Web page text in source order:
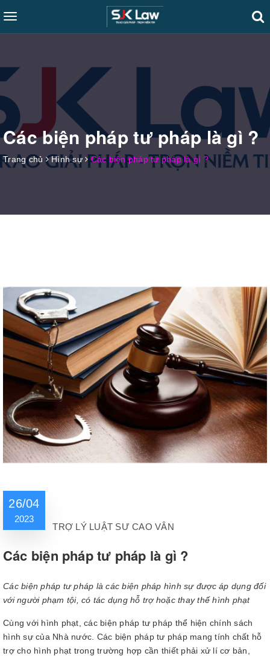
Toggle
navigation
Các biện pháp tư pháp là gì ?
Trang chủ Hình sự Các biện pháp tư pháp là gì ?
26/04
2023
TRỢ LÝ LUẬT SƯ CAO VÂN
Các biện pháp tư pháp là gì ?
Các biện pháp tư pháp là các biện pháp hình sự được áp dụng đối
với người phạm tội, có tác dụng hỗ trợ hoặc thay thế hình phạt
Cùng với hình phạt, các biện pháp tư pháp thể hiện chính sách
hình sự của Nhà nước. Các biện pháp tư pháp mang tính chất hỗ
trợ cho hình phạt trong trường hợp cần thiết phải xử lí cơ bản,